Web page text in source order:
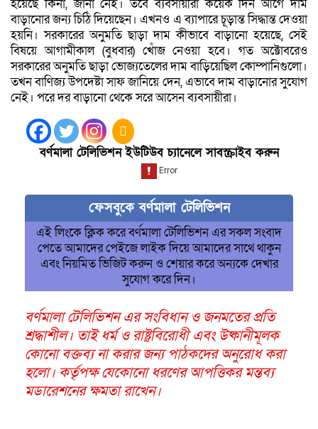
হয়েছে কিনা, জানা নেই। তবে ব্যবসায়ীরা কয়েক দিন আগে দাম
বাড়ানোর জন্য চিঠি দিয়েছেন। এখনও এ ব্যাপারে চূড়ান্ত সিদ্ধান্ত দেওয়া
হয়নি। সরকারের অনুমতি ছাড়া দাম কীভাবে বাড়ানো হয়েছে, সেই
বিষয়ে আগামীকাল (বুধবার) খোঁজ নেওয়া হবে। গত অক্টোবরেও
সরকারের অনুমতি ছাড়া ভোজ্যতেলের দাম বাড়িয়েছিল কোম্পানিগুলো।
তখন বাণিজ্য উপদেষ্টা সাফ জানিয়ে দেন, এভাবে দাম বাড়ানোর সুযোগ
নেই। পরে দর বাড়ানো থেকে সরে আসেন ব্যবসায়ীরা।
বর্ণমালা টেলিভিশন ইউটিউব চ্যানেলে সাবস্ক্রাইব করুন
ফেসবুকে বর্ণমালা টেলিভিশন
এই লিংকে ক্লিক করে বর্ণমালা টেলিভিশন এর সকল সংবাদ
পেতে আমাদের পেইজে লাইক দিয়ে আমাদের সাথে থাকুন
এবং নিয়মিত ভিজিট করুন ও শেয়ার করে অন্যকে দেখার
সুযোগ করে দিন।
বর্ণমালা টেলিভিশন এর সংবিধান ও জনমতের প্রতি
শ্রদ্ধাশীল। তাই ধর্ম ও রাষ্ট্রবিরোধী এবং উষ্কানীমূলক
কোনো বক্তব্য না করার জন্য পাঠকদের অনুরোধ করা
হলো। কর্তৃপক্ষ যেকোনো ধরণের আপত্তিকর মন্তব্য
মডারেশনের ক্ষমতা রাখেন।